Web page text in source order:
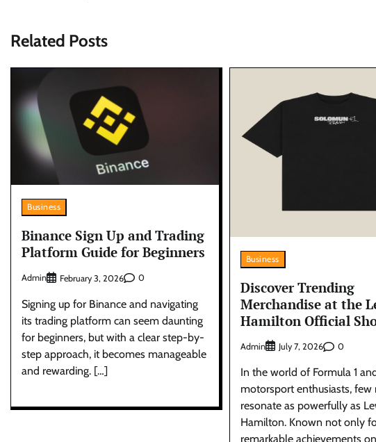
Related Posts
Business
Binance Sign Up and Trading
Platform Guide for Beginners
Admin February 3, 2026 0
Signing up for Binance and navigating
its trading platform can seem daunting
for beginners, but with a clear step-by-
step approach, it becomes manageable
and rewarding. […]
Business
Discover Trending
Merchandise at the
Hamilton Official
Admin July 7, 2026 0
In the world of Formula 1 and
motorsport enthusiasts, few
resonate as powerfully as
Hamilton. Known not only
remarkable achievements